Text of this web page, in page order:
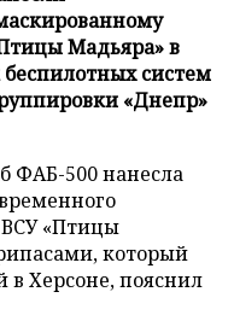
Мадьяра» в
систем
«Днепр»
ФАБ-500 нанесла
«Птицы
который
в Херсоне, пояснил